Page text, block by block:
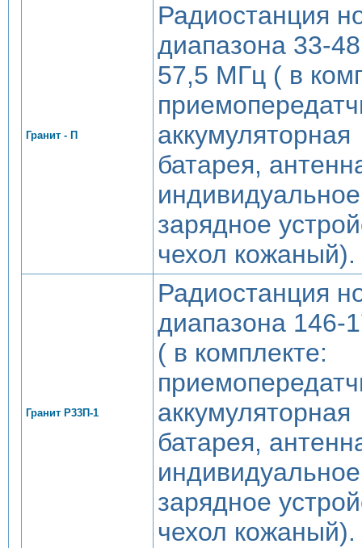
Гранит - П
Радиостанция
диапазона 33-
57,5 МГц ( в
аккумуляторная
батарея,
индивидуальное
зарядное
чехол кожаный).
Гранит Р33П-1
Радиостанция
диапазона 146-
( в комплекте:
аккумуляторная
батарея,
индивидуальное
зарядное
чехол кожаный).